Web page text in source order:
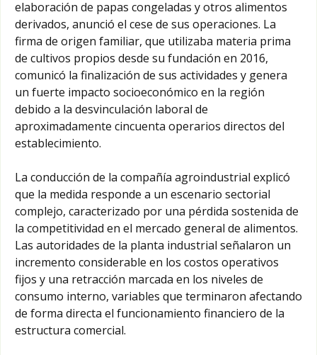
elaboración de papas congeladas y otros alimentos
derivados, anunció el cese de sus operaciones. La
firma de origen familiar, que utilizaba materia prima
de cultivos propios desde su fundación en 2016,
comunicó la finalización de sus actividades y genera
un fuerte impacto socioeconómico en la región
debido a la desvinculación laboral de
aproximadamente cincuenta operarios directos del
establecimiento.
La conducción de la compañía agroindustrial explicó
que la medida responde a un escenario sectorial
complejo, caracterizado por una pérdida sostenida de
la competitividad en el mercado general de alimentos.
Las autoridades de la planta industrial señalaron un
incremento considerable en los costos operativos
fijos y una retracción marcada en los niveles de
consumo interno, variables que terminaron afectando
de forma directa el funcionamiento financiero de la
estructura comercial.